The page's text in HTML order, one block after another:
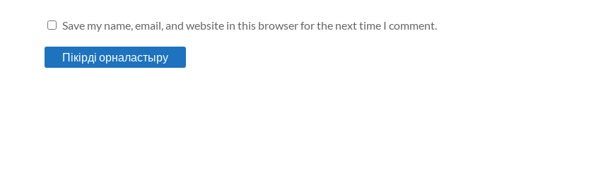
Save my name, email, and website in this browser for the next time I comment.